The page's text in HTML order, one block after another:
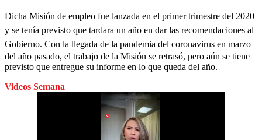
Dicha Misión de empleo fue lanzada en el primer trimestre del 2020
y se tenía previsto que tardara un año en dar las recomendaciones al
Gobierno. Con la llegada de la pandemia del coronavirus en marzo
del año pasado, el trabajo de la Misión se retrasó, pero aún se tiene
previsto que entregue su informe en lo que queda del año.
Videos Semana